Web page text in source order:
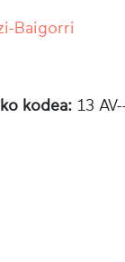
Baigorri
kodea: 13